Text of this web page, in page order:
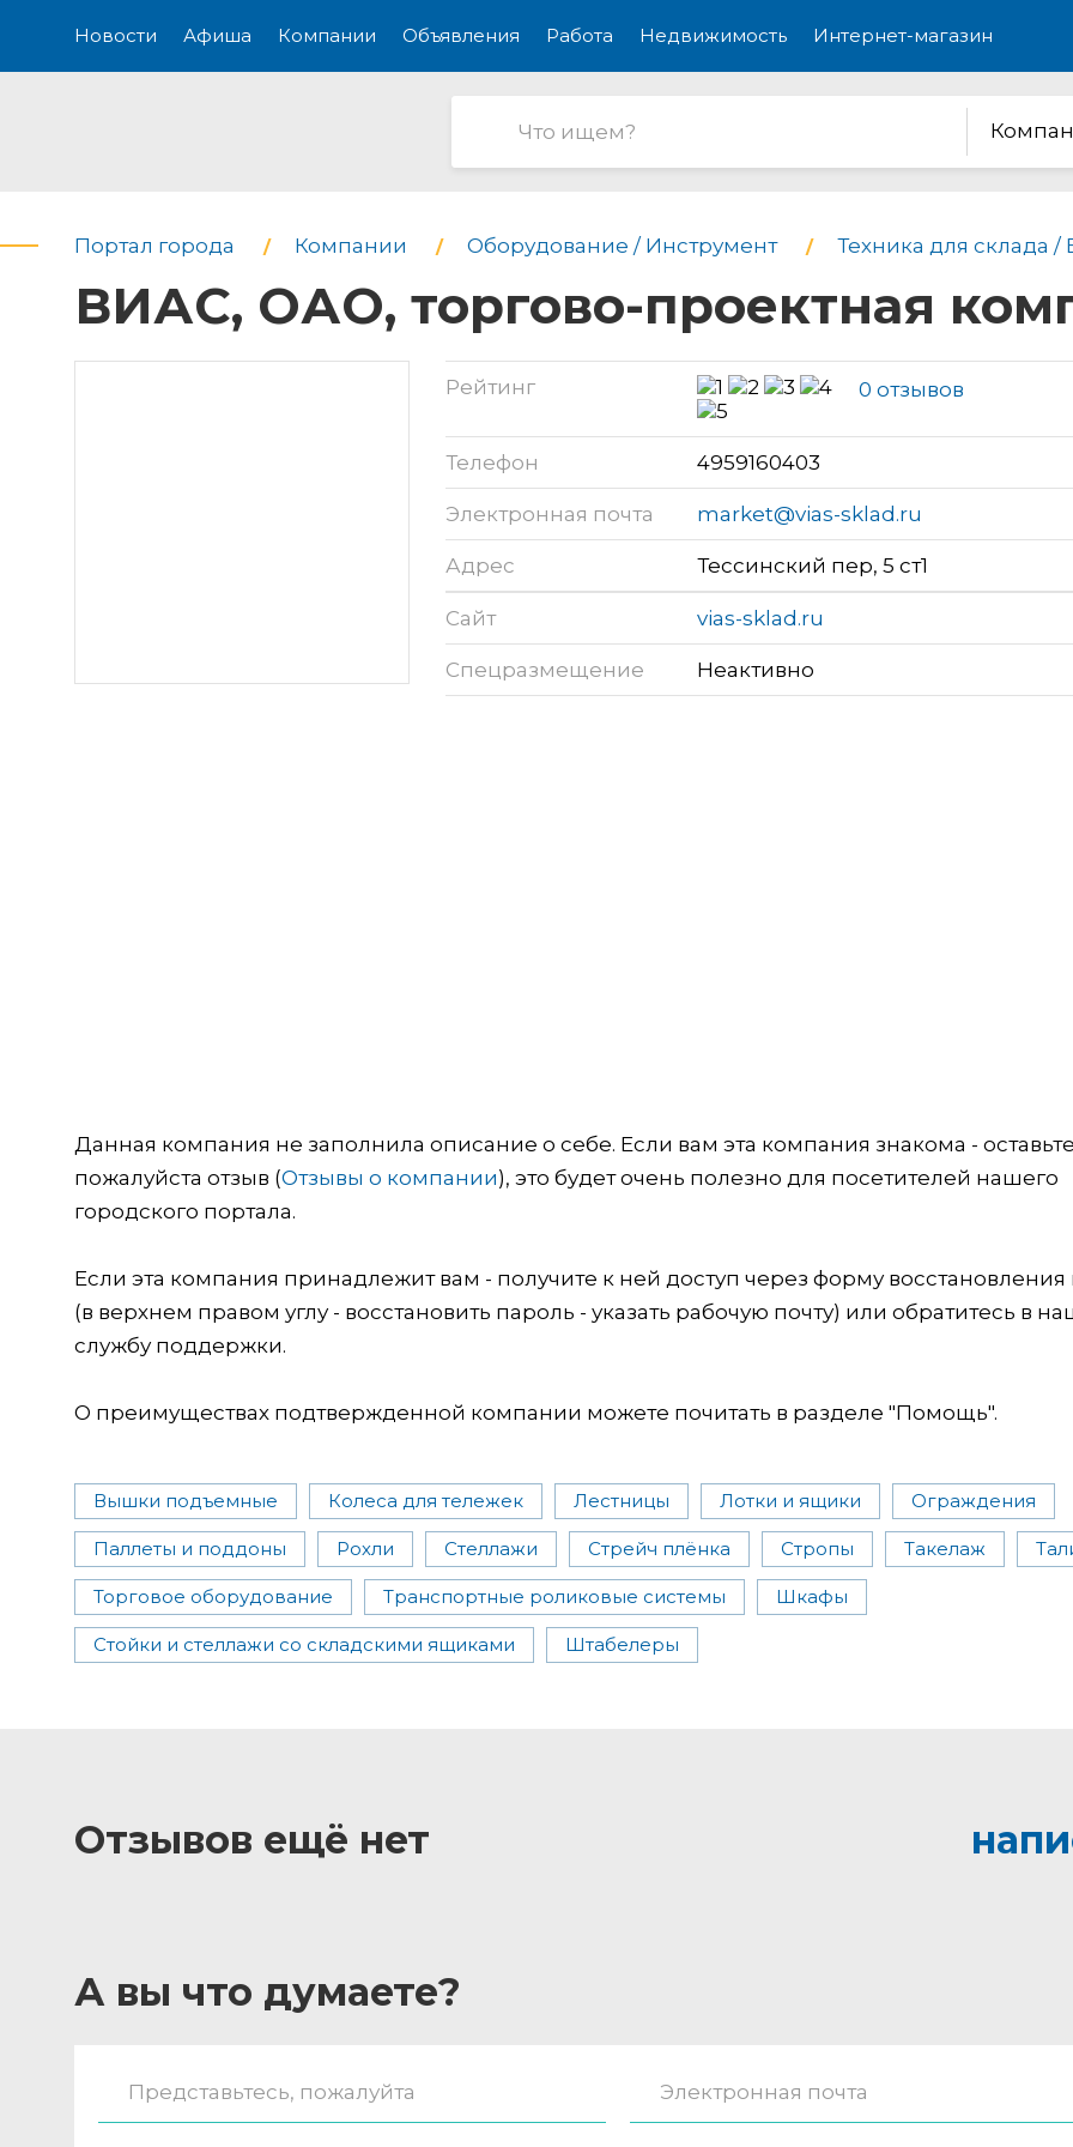
Новости Афиша Компании Объявления Работа Недвижимость Интернет-магазин
Портал города Компании Оборудование / Инструмент Техника для склада /
ВИАС, ОАО, торгово-проектная
Рейтинг 0 отзывов
Телефон 4959160403
Электронная почта market@vias-sklad.ru
Адрес Тессинский пер, 5 ст1
Сайт vias-sklad.ru
Спецразмещение Неактивно
Данная компания не заполнила описание о себе. Если вам эта компания знакома -
пожалуйста отзыв (Отзывы о компании), это будет очень полезно для посетителей нашего
городского портала.
Если эта компания принадлежит вам - получите к ней доступ через форму восстановления
(в верхнем правом углу - восстановить пароль - указать рабочую почту) или обратитесь в
службу поддержки.
О преимуществах подтвержденной компании можете почитать в разделе "Помощь".
Вышки подъемные Колеса для тележек Лестницы Лотки и ящики Ограждения
Паллеты и поддоны Рохли Стеллажи Стрейч плёнка Стропы Такелаж
Торговое оборудование Транспортные роликовые системы Шкафы
Стойки и стеллажи со складскими ящиками Штабелеры
Отзывов ещё нет
А вы что думаете?